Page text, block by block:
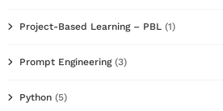
Project-Based Learning – PBL (1)
Prompt Engineering(3)
Python (5)